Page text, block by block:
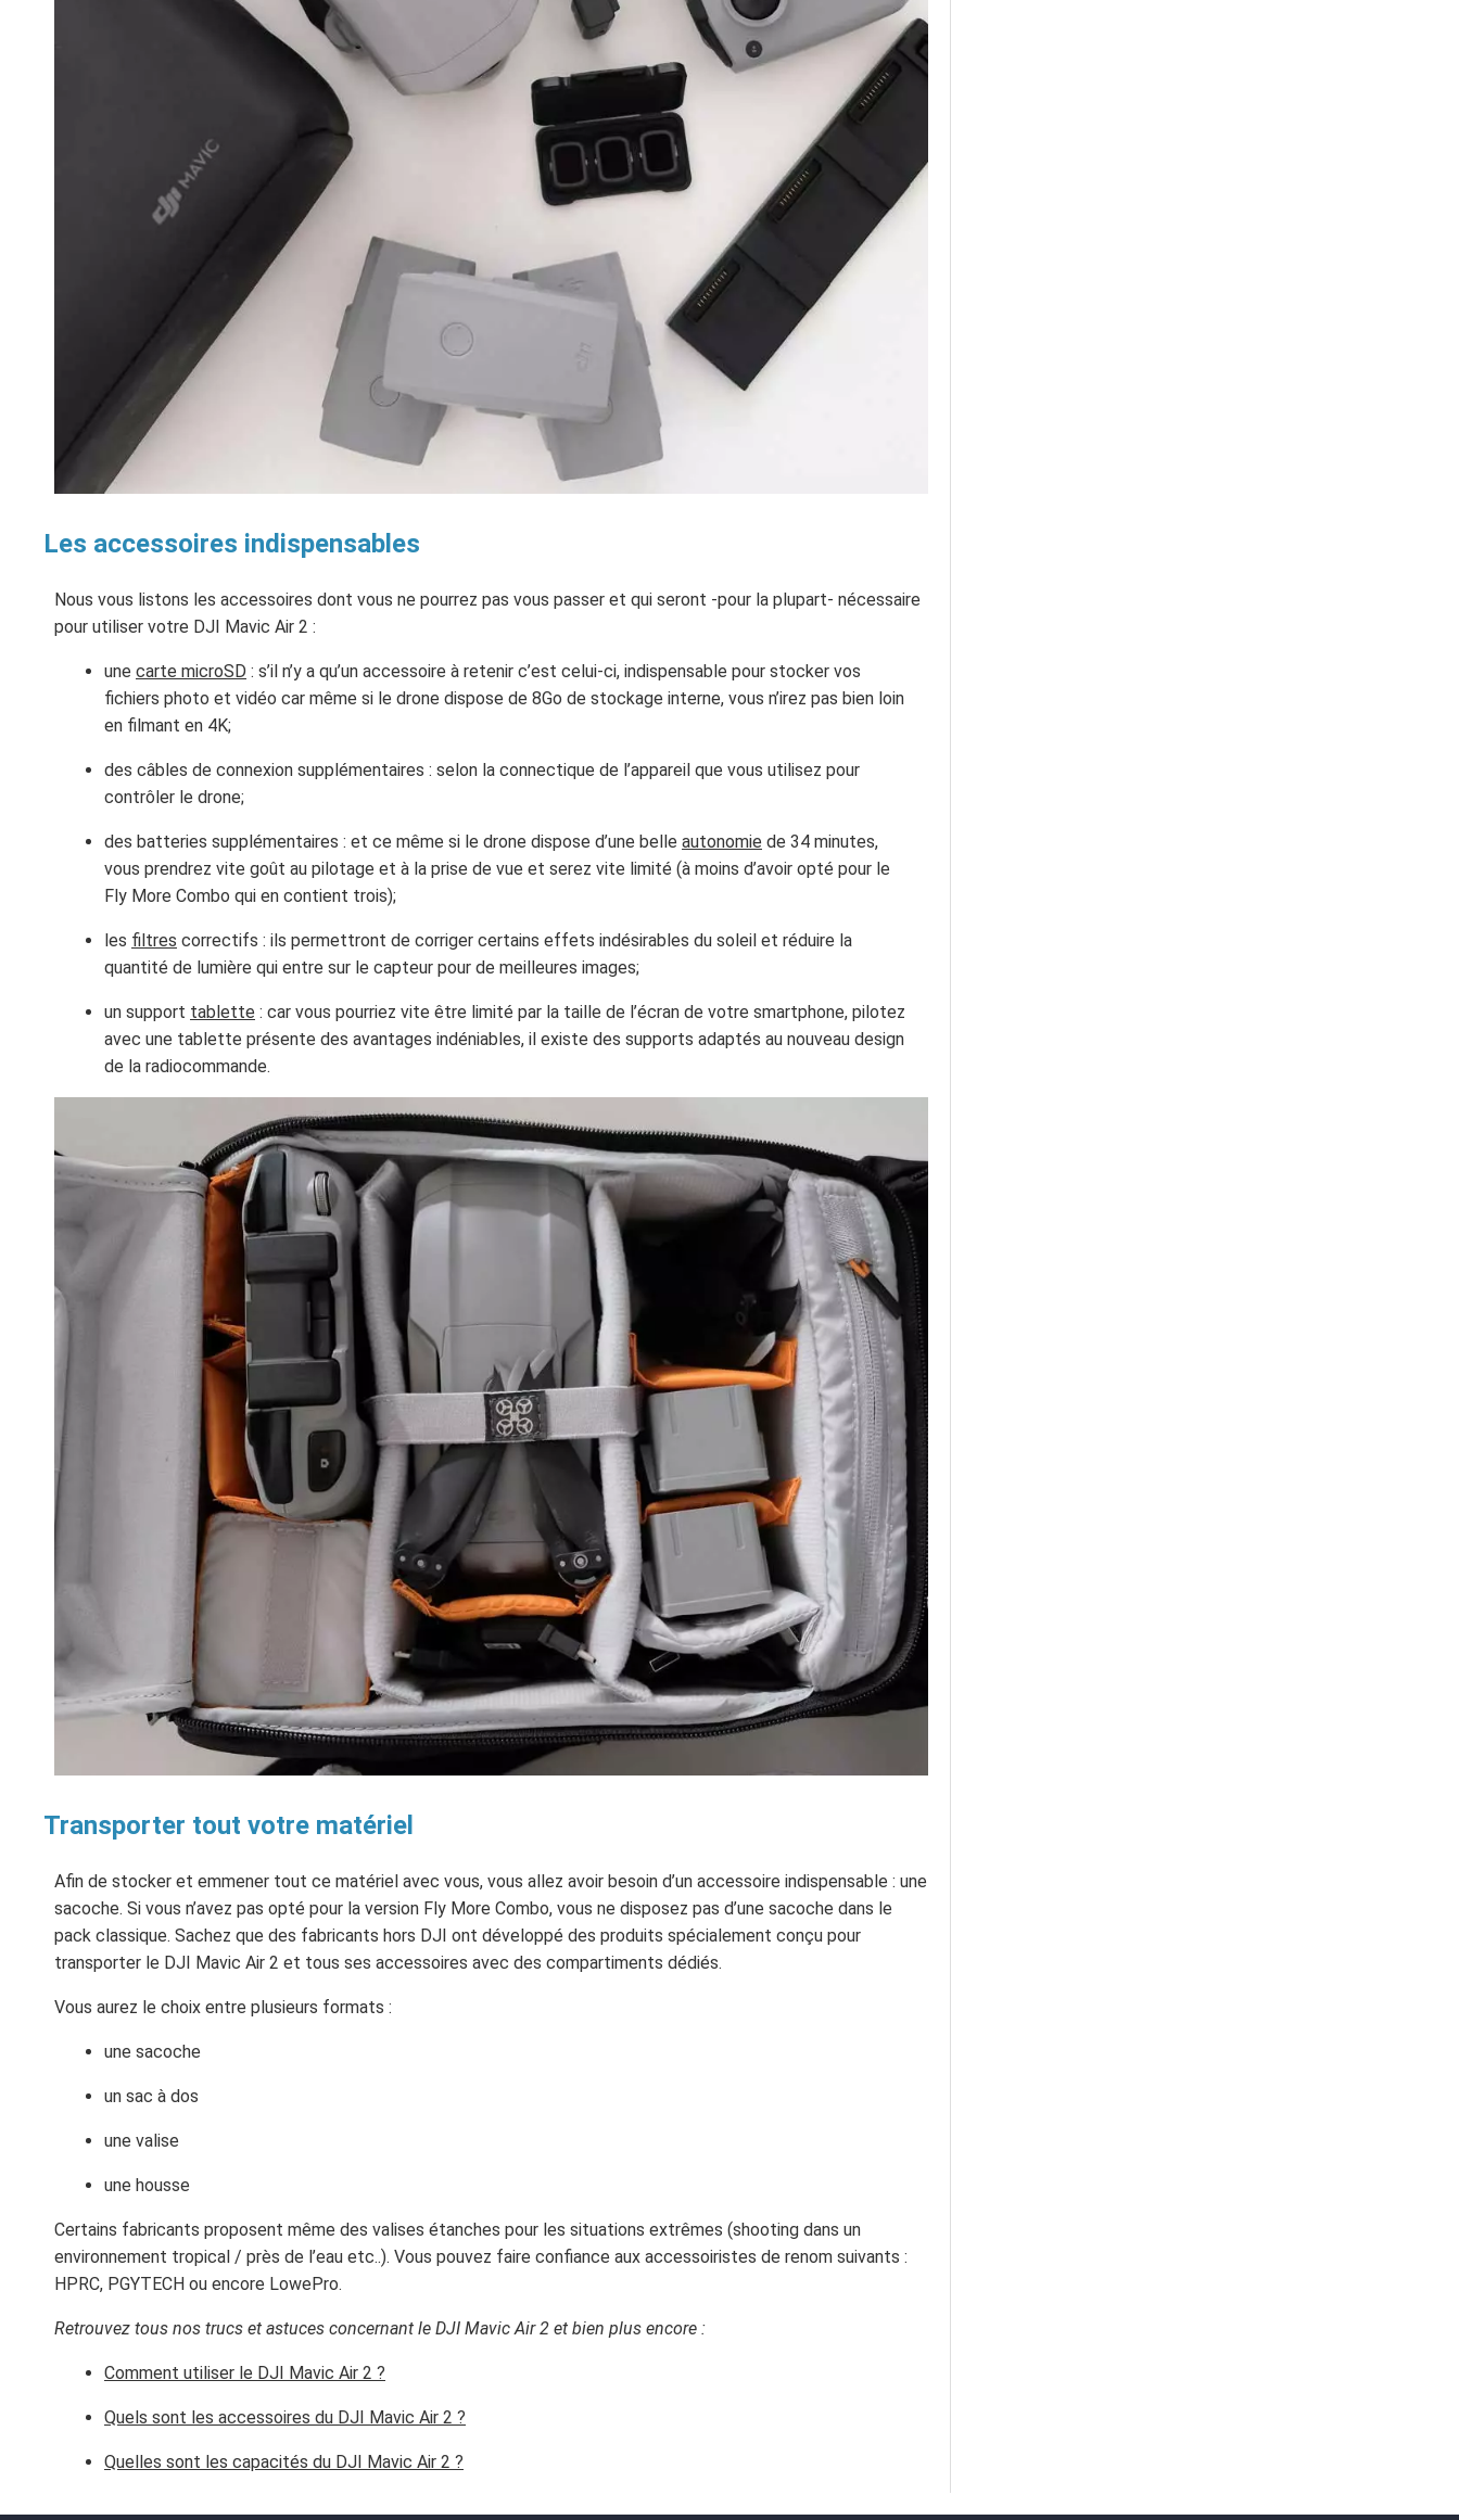
Les accessoires indispensables
Nous vous listons les accessoires dont vous ne pourrez pas vous passer et qui seront -pour la plupart- nécessaire
pour utiliser votre DJI Mavic Air 2 :
une carte microSD : s’il n’y a qu’un accessoire à retenir c’est celui-ci, indispensable pour stocker vos
fichiers photo et vidéo car même si le drone dispose de 8Go de stockage interne, vous n’irez pas bien loin
en filmant en 4K;
des câbles de connexion supplémentaires : selon la connectique de l’appareil que vous utilisez pour
contrôler le drone;
des batteries supplémentaires : et ce même si le drone dispose d’une belle autonomie de 34 minutes,
vous prendrez vite goût au pilotage et à la prise de vue et serez vite limité (à moins d’avoir opté pour le
Fly More Combo qui en contient trois);
les filtres correctifs : ils permettront de corriger certains effets indésirables du soleil et réduire la
quantité de lumière qui entre sur le capteur pour de meilleures images;
un support tablette : car vous pourriez vite être limité par la taille de l’écran de votre smartphone, pilotez
avec une tablette présente des avantages indéniables, il existe des supports adaptés au nouveau design
de la radiocommande.
Transporter tout votre matériel
Afin de stocker et emmener tout ce matériel avec vous, vous allez avoir besoin d’un accessoire indispensable : une
sacoche. Si vous n’avez pas opté pour la version Fly More Combo, vous ne disposez pas d’une sacoche dans le
pack classique. Sachez que des fabricants hors DJI ont développé des produits spécialement conçu pour
transporter le DJI Mavic Air 2 et tous ses accessoires avec des compartiments dédiés.
Vous aurez le choix entre plusieurs formats :
une sacoche
un sac à dos
une valise
une housse
Certains fabricants proposent même des valises étanches pour les situations extrêmes (shooting dans un
environnement tropical / près de l’eau etc..). Vous pouvez faire confiance aux accessoiristes de renom suivants :
HPRC, PGYTECH ou encore LowePro.
Retrouvez tous nos trucs et astuces concernant le DJI Mavic Air 2 et bien plus encore :
Comment utiliser le DJI Mavic Air 2 ?
Quels sont les accessoires du DJI Mavic Air 2 ?
Quelles sont les capacités du DJI Mavic Air 2 ?